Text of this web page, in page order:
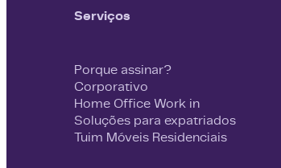
Serviços
Porque assinar?
Corporativo
Home Office Work in
Soluções para expatriados
Tuim Móveis Residenciais